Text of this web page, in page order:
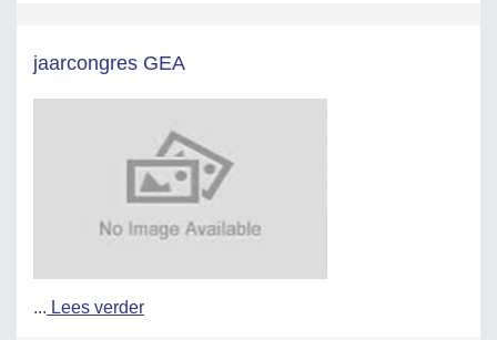
jaarcongres GEA
... Lees verder